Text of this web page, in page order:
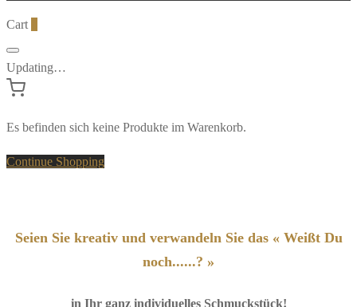
Cart
Updating…
Es befinden sich keine Produkte im Warenkorb.
Continue Shopping
Seien Sie kreativ und verwandeln Sie das « Weißt Du
noch......? »
in Ihr ganz individuelles Schmuckstück!